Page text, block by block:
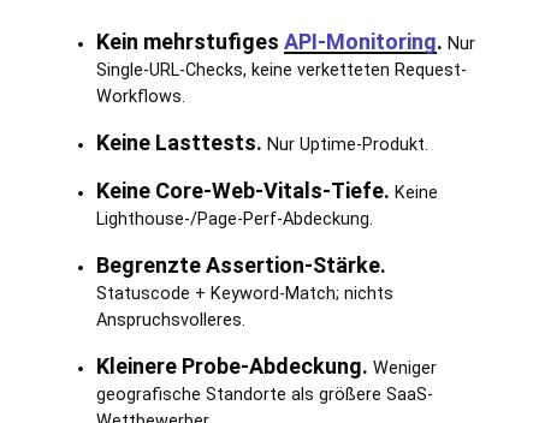
Kein mehrstufiges API-Monitoring. Nur
Single-URL-Checks, keine verketteten Request-
Workflows.
Keine Lasttests. Nur Uptime-Produkt.
Keine Core-Web-Vitals-Tiefe. Keine
Lighthouse-/Page-Perf-Abdeckung.
Begrenzte Assertion-Stärke.
Statuscode + Keyword-Match; nichts
Anspruchsvolleres.
Kleinere Probe-Abdeckung. Weniger
geografische Standorte als größere SaaS-